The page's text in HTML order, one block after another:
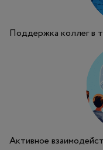
Поддержка коллег в
Активное